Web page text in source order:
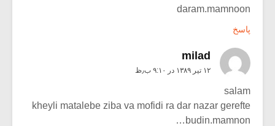
daram.mamnoon
پاسخ
milad
۱۲ تیر ۱۳۸۹ در ۹:۱۰ ب٫ظ
salam
kheyli matalebe ziba va mofidi ra dar nazar gerefte
budin.mamnon…